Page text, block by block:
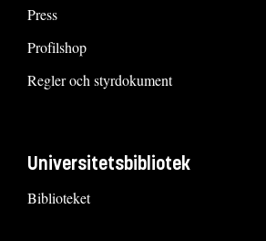
Press
Profilshop
Regler och styrdokument
Universitetsbibliotek
Biblioteket